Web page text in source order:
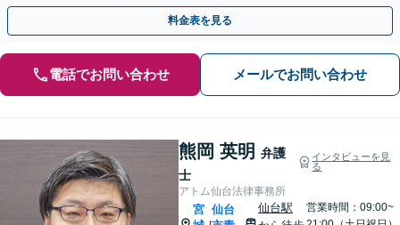
料金表を見る
電話でお問い合わせ メールでお問い合わせ
熊岡 英明 弁護
士
インタビューを見
る
アトム仙台法律事務所
宮 仙台
仙台駅
営業時間：09:00~